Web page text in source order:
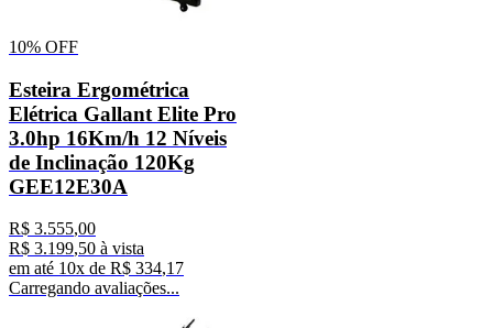
10% OFF
Esteira Ergométrica
Elétrica Gallant Elite Pro
3.0hp 16Km/h 12 Níveis
de Inclinação 120Kg
GEE12E30A
R$ 3.555,00
R$ 3.199,50 à vista
em até 10x de R$ 334,17
Carregando avaliações...